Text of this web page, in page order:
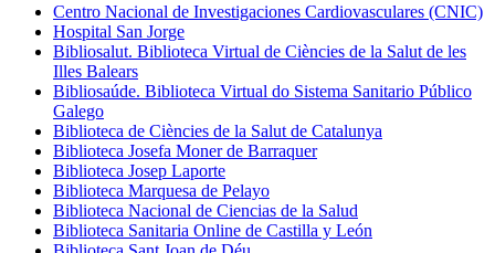
Centro Nacional de Investigaciones Cardiovasculares (CNIC)
Hospital San Jorge
Bibliosalut. Biblioteca Virtual de Ciències de la Salut de les
Illes Balears
Bibliosaúde. Biblioteca Virtual do Sistema Sanitario Público
Galego
Biblioteca de Ciències de la Salut de Catalunya
Biblioteca Josefa Moner de Barraquer
Biblioteca Josep Laporte
Biblioteca Marquesa de Pelayo
Biblioteca Nacional de Ciencias de la Salud
Biblioteca Sanitaria Online de Castilla y León